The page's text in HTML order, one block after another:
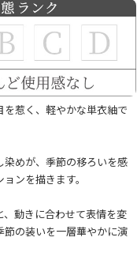
惹く、軽やかな単衣紬で
めが、季節の移ろいを感
ンを描きます。
動きに合わせて表情を変
の装いを一層華やかに演